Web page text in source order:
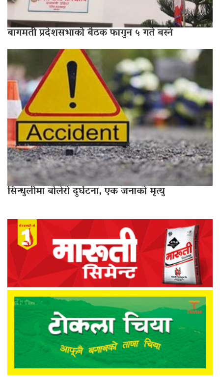
बागमती प्रदेशसभाको बैठक फागुन ५ गते बस्ने
सिन्धुलीमा बोलेरो दुर्घटना, एक जनाको मृत्यु